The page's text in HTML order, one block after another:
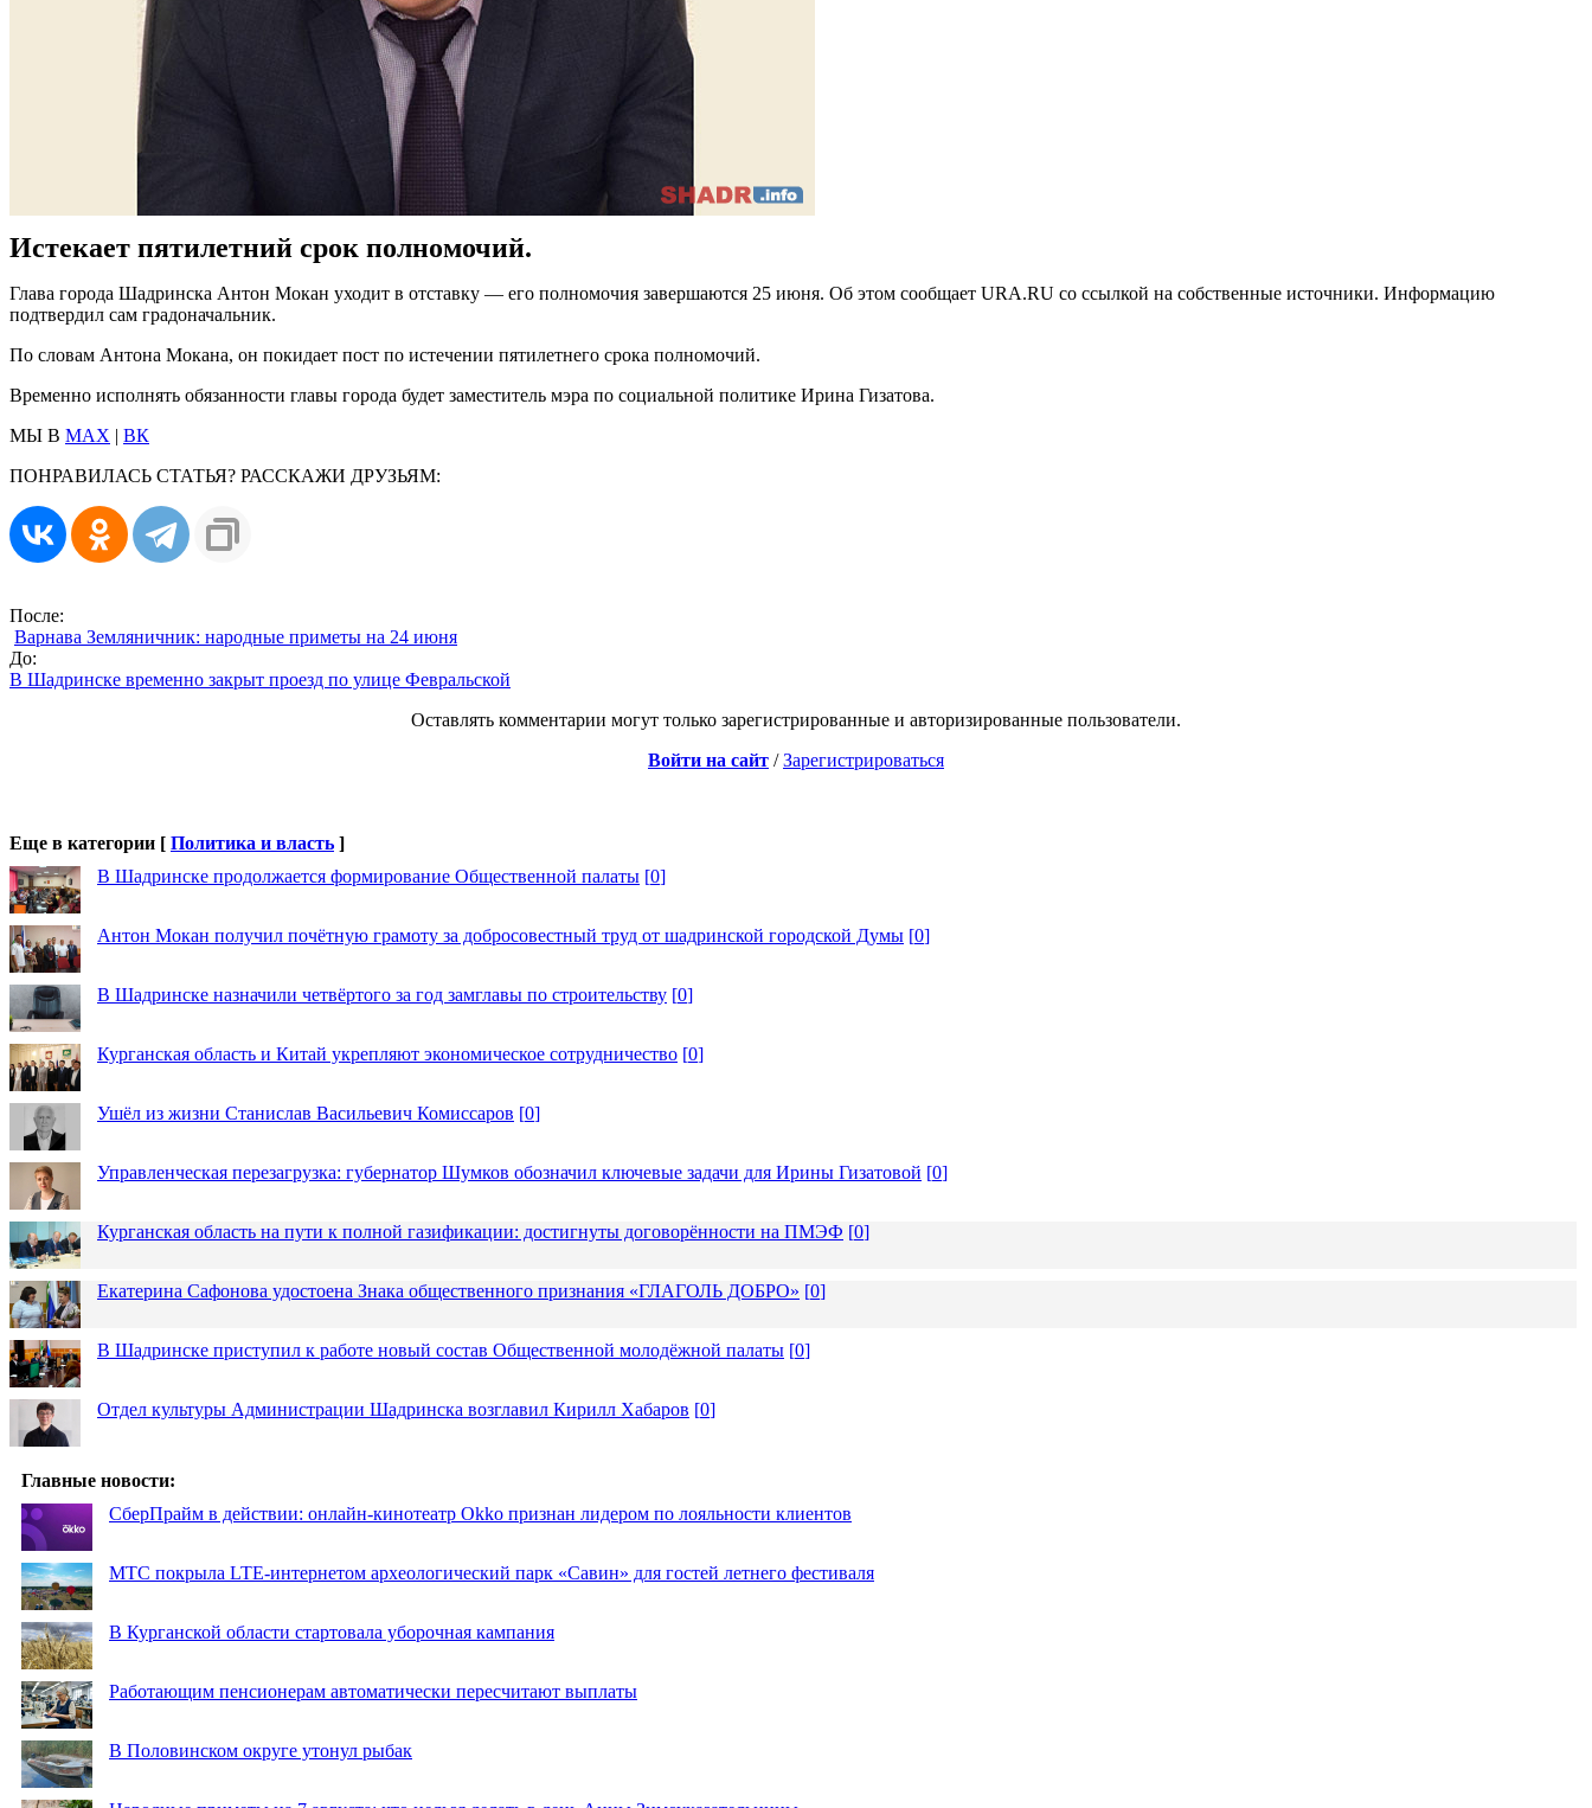
Истекает пятилетний срок полномочий.
Глава города Шадринска Антон Мокан уходит в отставку — его полномочия завершаются 25 июня. Об этом сообщает URA.RU со ссылкой на собственные источники. Информацию
подтвердил сам градоначальник.
По словам Антона Мокана, он покидает пост по истечении пятилетнего срока полномочий.
Временно исполнять обязанности главы города будет заместитель мэра по социальной политике Ирина Гизатова.
МЫ В MAX | ВК
ПОНРАВИЛАСЬ СТАТЬЯ? РАССКАЖИ ДРУЗЬЯМ:
После:
Варнава Земляничник: народные приметы на 24 июня
До:
В Шадринске временно закрыт проезд по улице Февральской
Оставлять комментарии могут только зарегистрированные и авторизированные пользователи.
Войти на сайт /Зарегистрироваться
Еще в категории [ Политика и власть ]
В Шадринске продолжается формирование Общественной палаты [0]
Антон Мокан получил почётную грамоту за добросовестный труд от шадринской городской Думы [0]
В Шадринске назначили четвёртого за год замглавы по строительству [0]
Курганская область и Китай укрепляют экономическое сотрудничество [0]
Ушёл из жизни Станислав Васильевич Комиссаров [0]
Управленческая перезагрузка: губернатор Шумков обозначил ключевые задачи для Ирины Гизатовой [0]
Курганская область на пути к полной газификации: достигнуты договорённости на ПМЭФ [0]
Екатерина Сафонова удостоена Знака общественного признания «ГЛАГОЛЬ ДОБРО» [0]
В Шадринске приступил к работе новый состав Общественной молодёжной палаты [0]
Отдел культуры Администрации Шадринска возглавил Кирилл Хабаров [0]
Главные новости:
СберПрайм в действии: онлайн-кинотеатр Okko признан лидером по лояльности клиентов
МТС покрыла LTE-интернетом археологический парк «Савин» для гостей летнего фестиваля
В Курганской области стартовала уборочная кампания
Работающим пенсионерам автоматически пересчитают выплаты
В Половинском округе утонул рыбак